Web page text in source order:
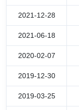
2021-12-28
2021-06-18
2020-02-07
2019-12-30
2019-03-25